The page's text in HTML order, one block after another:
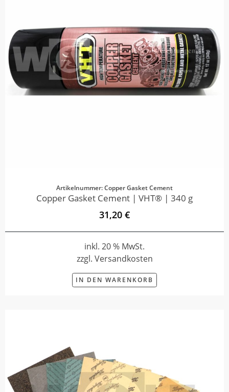
Artikelnummer: Copper Gasket Cement
Copper Gasket Cement | VHT® | 340 g
31,20 €
inkl. 20 % MwSt.
zzgl. Versandkosten
IN DEN WARENKORB